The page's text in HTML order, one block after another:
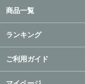
商品一覧
ランキング
ご利用ガイド